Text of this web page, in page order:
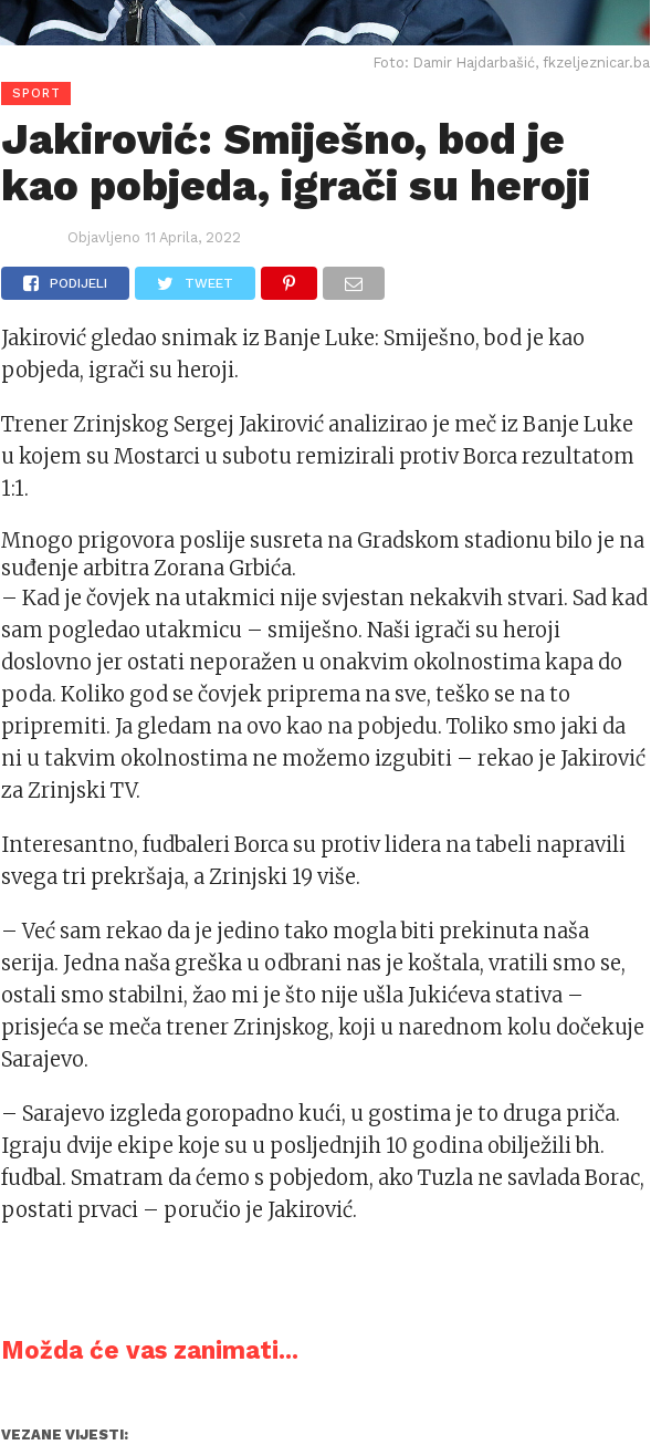
Foto: Damir Hajdarbašić, fkzeljeznicar.ba
SPORT
Jakirović: Smiješno, bod je
kao pobjeda, igrači su heroji
Objavljeno 11 Aprila, 2022
PODIJELI TWEET
Jakirović gledao snimak iz Banje Luke: Smiješno, bod je kao
pobjeda, igrači su heroji.
Trener Zrinjskog Sergej Jakirović analizirao je meč iz Banje Luke
u kojem su Mostarci u subotu remizirali protiv Borca rezultatom
1:1.
Mnogo prigovora poslije susreta na Gradskom stadionu bilo je na
suđenje arbitra Zorana Grbića.
– Kad je čovjek na utakmici nije svjestan nekakvih stvari. Sad kad
sam pogledao utakmicu – smiješno. Naši igrači su heroji
doslovno jer ostati neporažen u onakvim okolnostima kapa do
poda. Koliko god se čovjek priprema na sve, teško se na to
pripremiti. Ja gledam na ovo kao na pobjedu. Toliko smo jaki da
ni u takvim okolnostima ne možemo izgubiti – rekao je Jakirović
za Zrinjski TV.
Interesantno, fudbaleri Borca su protiv lidera na tabeli napravili
svega tri prekršaja, a Zrinjski 19 više.
– Već sam rekao da je jedino tako mogla biti prekinuta naša
serija. Jedna naša greška u odbrani nas je koštala, vratili smo se,
ostali smo stabilni, žao mi je što nije ušla Jukićeva stativa –
prisjeća se meča trener Zrinjskog, koji u narednom kolu dočekuje
Sarajevo.
– Sarajevo izgleda goropadno kući, u gostima je to druga priča.
Igraju dvije ekipe koje su u posljednjih 10 godina obilježili bh.
fudbal. Smatram da ćemo s pobjedom, ako Tuzla ne savlada Borac,
postati prvaci – poručio je Jakirović.
Možda će vas zanimati...
VEZANE VIJESTI: